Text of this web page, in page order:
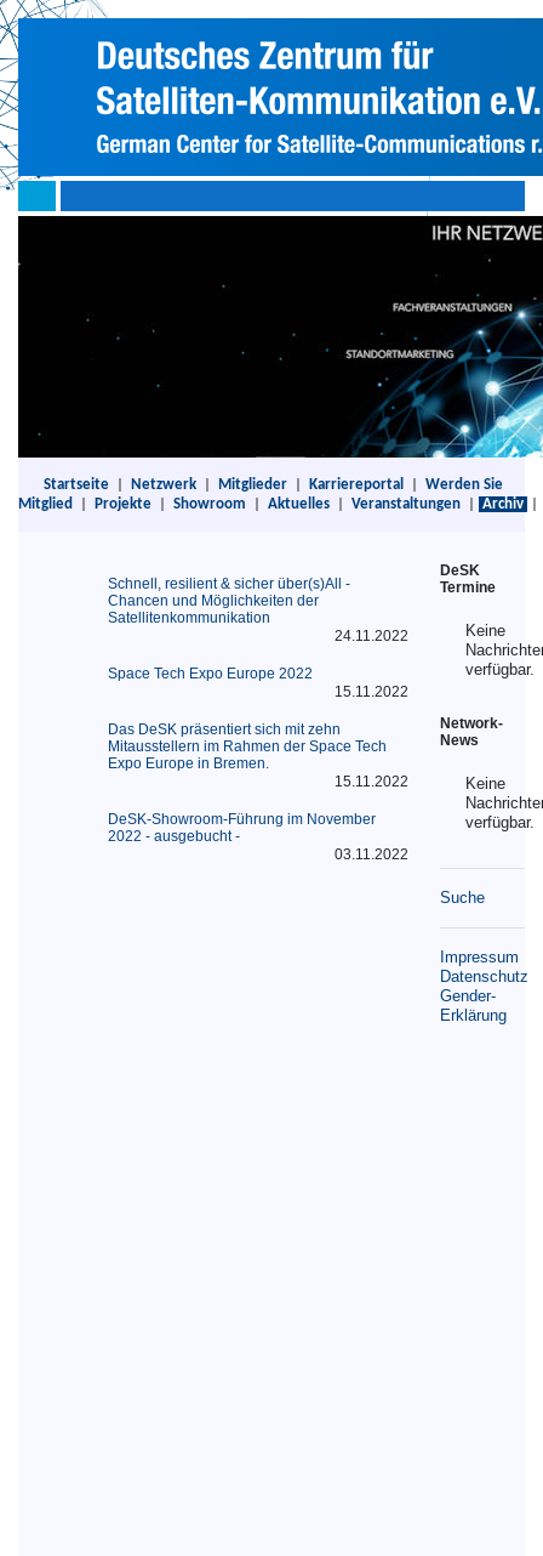
Startseite Netzwerk Mitglieder Karriereportal
Werden Sie
Mitglied
Projekte Showroom Aktuelles Veranstaltungen Archiv
Schnell, resilient & sicher über(s)All -
Chancen und Möglichkeiten der
Satellitenkommunikation
24.11.2022
Space Tech Expo Europe 2022
15.11.2022
Das DeSK präsentiert sich mit zehn
Mitausstellern im Rahmen der Space Tech
Expo Europe in Bremen.
15.11.2022
DeSK-Showroom-Führung im November
2022 - ausgebucht -
03.11.2022
DeSK
Termine
Keine
verfügbar.
Network-
News
Keine
verfügbar.
Suche
Impressum
Datenschutz
Gender-
Erklärung